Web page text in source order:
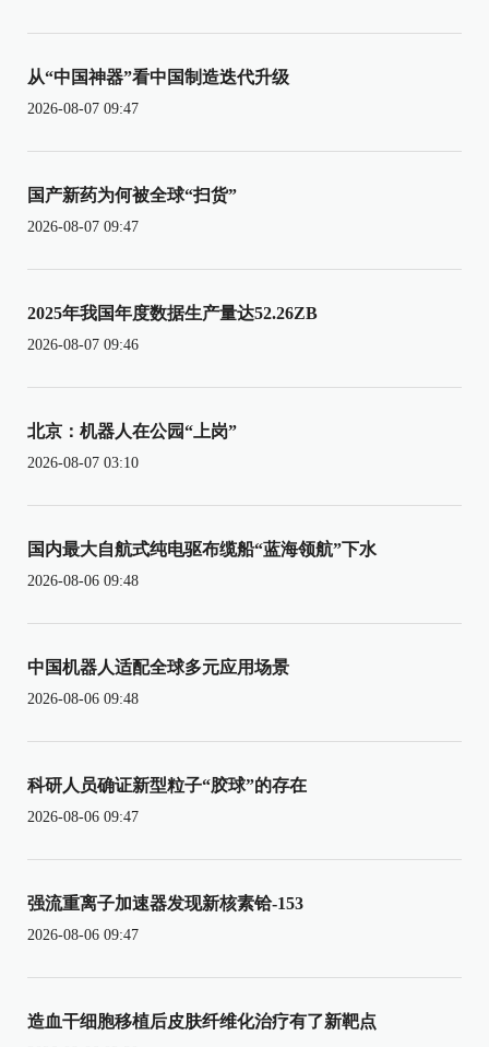
从“中国神器”看中国制造迭代升级
2026-08-07 09:47
国产新药为何被全球“扫货”
2026-08-07 09:47
2025年我国年度数据生产量达52.26ZB
2026-08-07 09:46
北京：机器人在公园“上岗”
2026-08-07 03:10
国内最大自航式纯电驱布缆船“蓝海领航”下水
2026-08-06 09:48
中国机器人适配全球多元应用场景
2026-08-06 09:48
科研人员确证新型粒子“胶球”的存在
2026-08-06 09:47
强流重离子加速器发现新核素铪-153
2026-08-06 09:47
造血干细胞移植后皮肤纤维化治疗有了新靶点